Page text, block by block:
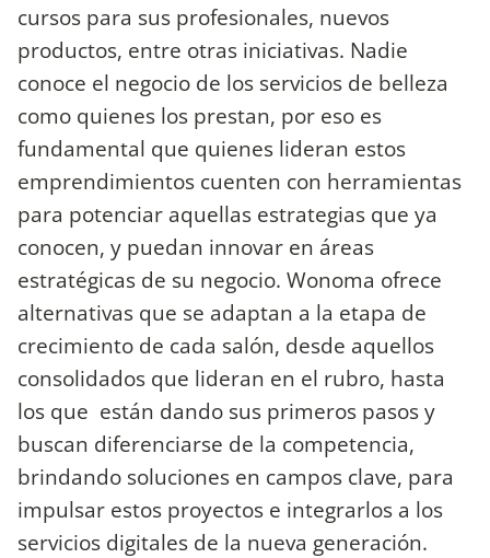
cursos para sus profesionales, nuevos
productos, entre otras iniciativas. Nadie
conoce el negocio de los servicios de belleza
como quienes los prestan, por eso es
fundamental que quienes lideran estos
emprendimientos cuenten con herramientas
para potenciar aquellas estrategias que ya
conocen, y puedan innovar en áreas
estratégicas de su negocio. Wonoma ofrece
alternativas que se adaptan a la etapa de
crecimiento de cada salón, desde aquellos
consolidados que lideran en el rubro, hasta
los que están dando sus primeros pasos y
buscan diferenciarse de la competencia,
brindando soluciones en campos clave, para
impulsar estos proyectos e integrarlos a los
servicios digitales de la nueva generación.